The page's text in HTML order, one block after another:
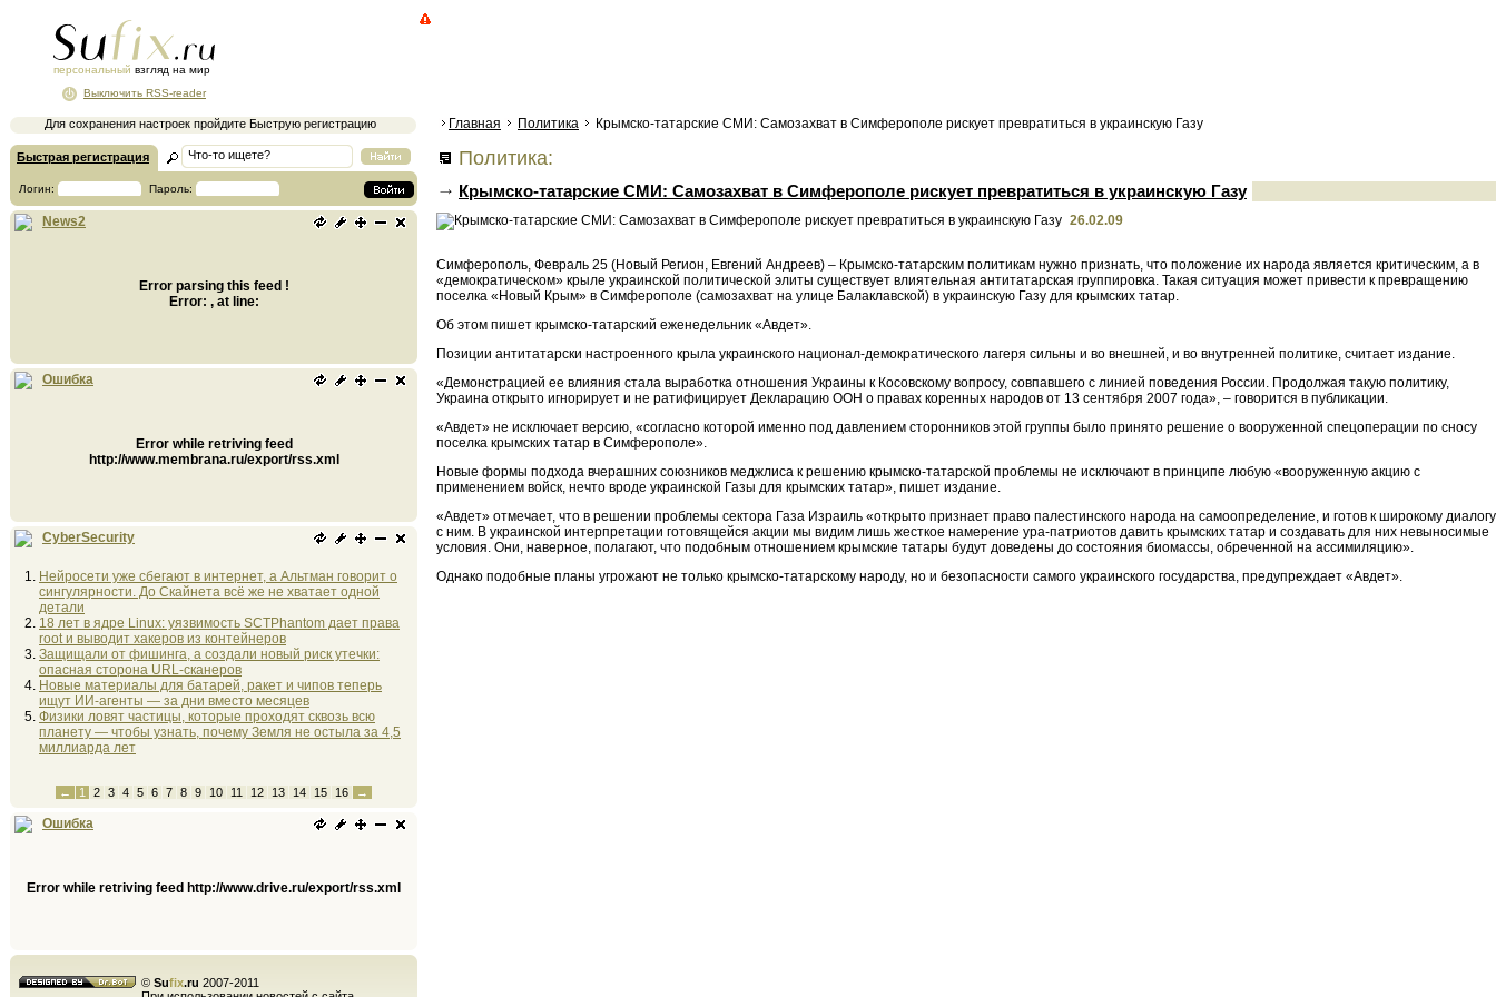
персональный взгляд на мир
Для сохранения настроек пройдите Быструю регистрацию
Выключить RSS-reader
Быстрая регистрация
Логин: Пароль:
News2
Error parsing this feed !
Error: , at line:
Ошибка
Error while retriving feed
http://www.membrana.ru/export/rss.xml
CyberSecurity
Нейросети уже сбегают в интернет, а Альтман говорит о
сингулярности. До Скайнета всё же не хватает одной
детали
18 лет в ядре Linux: уязвимость SCTPhantom дает права
root и выводит хакеров из контейнеров
Защищали от фишинга, а создали новый риск утечки:
опасная сторона URL-сканеров
Новые материалы для батарей, ракет и чипов теперь
ищут ИИ-агенты — за дни вместо месяцев
Физики ловят частицы, которые проходят сквозь всю
планету — чтобы узнать, почему Земля не остыла за 4,5
миллиарда лет
← 1 2 3 4 5 6 7 8 9 10 11 12 13 14 15 16 →
Ошибка
Error while retriving feed http://www.drive.ru/export/rss.xml
© Sufix.ru 2007-2011
Главная Политика Крымско-татарские СМИ: Самозахват в Симферополе рискует превратиться в украинскую Газу
Политика:
Крымско-татарские СМИ: Самозахват в Симферополе рискует превратиться в украинскую Газу
26.02.09
Симферополь, Февраль 25 (Новый Регион, Евгений Андреев) – Крымско-татарским политикам нужно признать, что положение их народа является критическим, а в
«демократическом» крыле украинской политической элиты существует влиятельная антитатарская группировка. Такая ситуация может привести к превращению
поселка «Новый Крым» в Симферополе (самозахват на улице Балаклавской) в украинскую Газу для крымских татар.
Об этом пишет крымско-татарский еженедельник «Авдет».
Позиции антитатарски настроенного крыла украинского национал-демократического лагеря сильны и во внешней, и во внутренней политике, считает издание.
«Демонстрацией ее влияния стала выработка отношения Украины к Косовскому вопросу, совпавшего с линией поведения России. Продолжая такую политику,
Украина открыто игнорирует и не ратифицирует Декларацию ООН о правах коренных народов от 13 сентября 2007 года», – говорится в публикации.
«Авдет» не исключает версию, «согласно которой именно под давлением сторонников этой группы было принято решение о вооруженной спецоперации по сносу
поселка крымских татар в Симферополе».
Новые формы подхода вчерашних союзников меджлиса к решению крымско-татарской проблемы не исключают в принципе любую «вооруженную акцию с
применением войск, нечто вроде украинской Газы для крымских татар», пишет издание.
«Авдет» отмечает, что в решении проблемы сектора Газа Израиль «открыто признает право палестинского народа на самоопределение, и готов к широкому диалогу
с ним. В украинской интерпретации готовящейся акции мы видим лишь жесткое намерение ура-патриотов давить крымских татар и создавать для них невыносимые
условия. Они, наверное, полагают, что подобным отношением крымские татары будут доведены до состояния биомассы, обреченной на ассимиляцию».
Однако подобные планы угрожают не только крымско-татарскому народу, но и безопасности самого украинского государства, предупреждает «Авдет».